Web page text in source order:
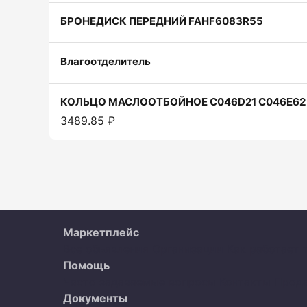
БРОНЕДИСК ПЕРЕДНИЙ FAHF6083R55
Влагоотделитель
КОЛЬЦО МАСЛООТБОЙНОЕ C046D21 C046E62
3489.85 ₽
Маркетплейс
Помощь
Документы